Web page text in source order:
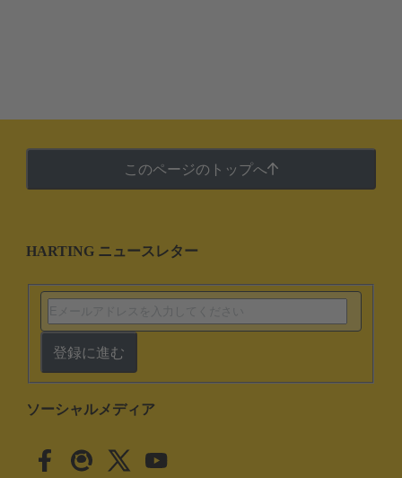
このページのトップへ
HARTING ニュースレター
登録に進む
ソーシャルメディア